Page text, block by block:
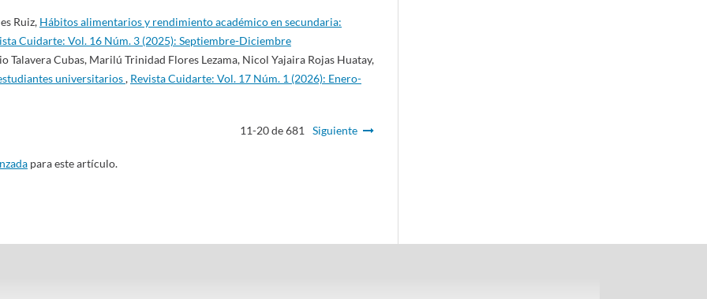
Ruiz, Hábitos alimentarios y rendimiento académico en secundaria:
Cuidarte: Vol. 16 Núm. 3 (2025): Septiembre-Diciembre
Cubas, Marilú Trinidad Flores Lezama, Nicol Yajaira Rojas Huatay,
universitarios, Revista Cuidarte: Vol. 17 Núm. 1 (2026): Enero-
11-20 de 681 Siguiente
para este artículo.